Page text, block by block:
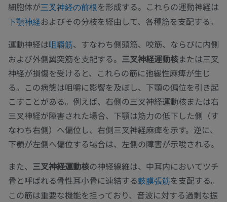
細胞体が三叉神経の前根を形成する。これらの運動神経は
下顎神経およびその分枝を経由して、各種筋を支配する。
運動神経は咀嚼筋、すなわち側頭筋、咬筋、ならびに内側
および外側翼突筋を支配する。 三叉神経運動核または三叉
神経が損傷を受けると、これらの筋に弛緩性麻痺が生じ
る。この病態は咀嚼に影響を及ぼし、下顎の偏位を引き起
こすことがある。例えば、右側の三叉神経運動核または右
三叉神経が障害された場合、下顎は筋力の低下した側（す
なわち右側）へ偏位し、右側三叉神経麻痺を示す。逆に、
下顎が左側へ偏位する場合は、左側の障害が示唆される。
また、 三叉神経運動核の神経線維は、中耳内においてツチ
骨と呼ばれる骨性耳小骨に連結する鼓膜張筋を支配する。
この筋は重要な機能を担っており、音波に対する過剰な振